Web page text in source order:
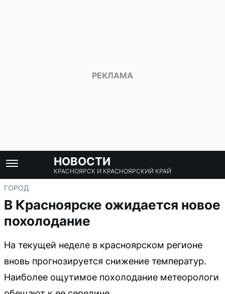
НОВОСТИ
КРАСНОЯРСК И КРАСНОЯРСКИЙ КРАЙ
ГОРОД
В Красноярске ожидается новое
похолодание
На текущей неделе в красноярском регионе
вновь прогнозируется снижение температур.
Наиболее ощутимое похолодание метеорологи